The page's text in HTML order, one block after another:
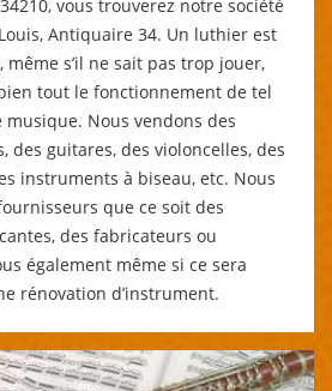
vous trouverez notre société
Antiquaire 34. Un luthier est
s’il ne sait pas trop jouer,
tout le fonctionnement de tel
Nous vendons des
des guitares, des violoncelles, des
instruments à biseau, etc. Nous
que ce soit des
des fabricateurs ou
également même si ce sera
rénovation d’instrument.